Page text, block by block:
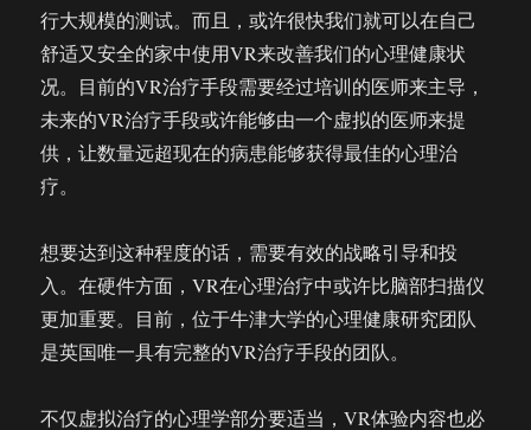
行大规模的测试。而且，或许很快我们就可以在自己
舒适又安全的家中使用VR来改善我们的心理健康状
况。目前的VR治疗手段需要经过培训的医师来主导，
未来的VR治疗手段或许能够由一个虚拟的医师来提
供，让数量远超现在的病患能够获得最佳的心理治
疗。
想要达到这种程度的话，需要有效的战略引导和投
入。在硬件方面，VR在心理治疗中或许比脑部扫描仪
更加重要。目前，位于牛津大学的心理健康研究团队
是英国唯一具有完整的VR治疗手段的团队。
不仅虚拟治疗的心理学部分要适当，VR体验内容也必